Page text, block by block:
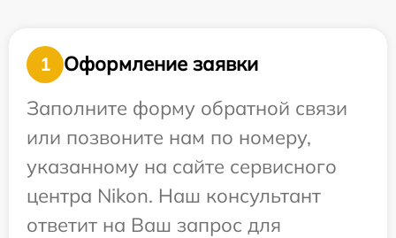
1
Оформление заявки
Заполните форму обратной связи
или позвоните нам по номеру,
указанному на сайте сервисного
центра Nikon. Наш консультант
ответит на Ваш запрос для